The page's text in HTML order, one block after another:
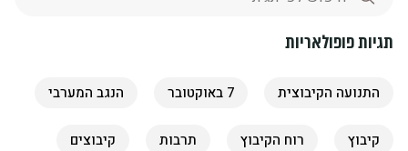
תגיות פופולאריות
התנועה הקיבוצית 7 באוקטובר הנגב המערבי
קיבוץ רוח הקיבוץ תרבות קיבוצים